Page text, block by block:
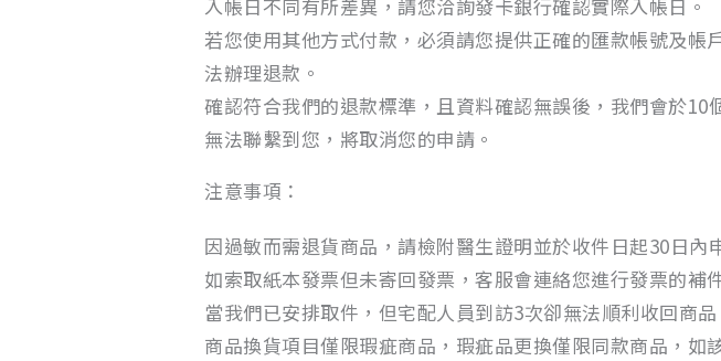
入帳日不同有所差異，請您洽詢發卡銀行確認實際入帳日。
若您使用其他方式付款，必須請您提供正確的匯款帳號及
法辦理退款。
確認符合我們的退款標準，且資料確認無誤後，我們會於
無法聯繫到您，將取消您的申請。
注意事項：
因過敏而需退貨商品，請檢附醫生證明並於收件日起30日
如索取紙本發票但未寄回發票，客服會連絡您進行發票的補
當我們已安排取件，但宅配人員到訪3次卻無法順利收回商
商品換貨項目僅限瑕疵商品，瑕疵品更換僅限同款商品，